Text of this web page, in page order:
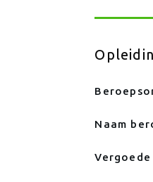
Naam